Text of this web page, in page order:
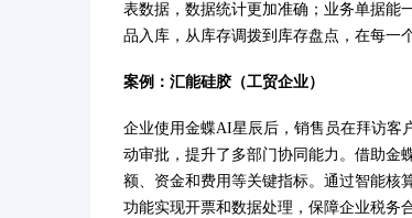
表数据，数据统计更加准确；业务单据能
品入库，从库存调拨到库存盘点，在每一
案例：汇能硅胶（工贸企业）
企业使用金蝶AI星辰后，销售员在拜访客
动审批，提升了多部门协同能力。借助金
额、资金和费用等关键指标。通过智能核
功能实现开票和数据处理，保障企业税务合